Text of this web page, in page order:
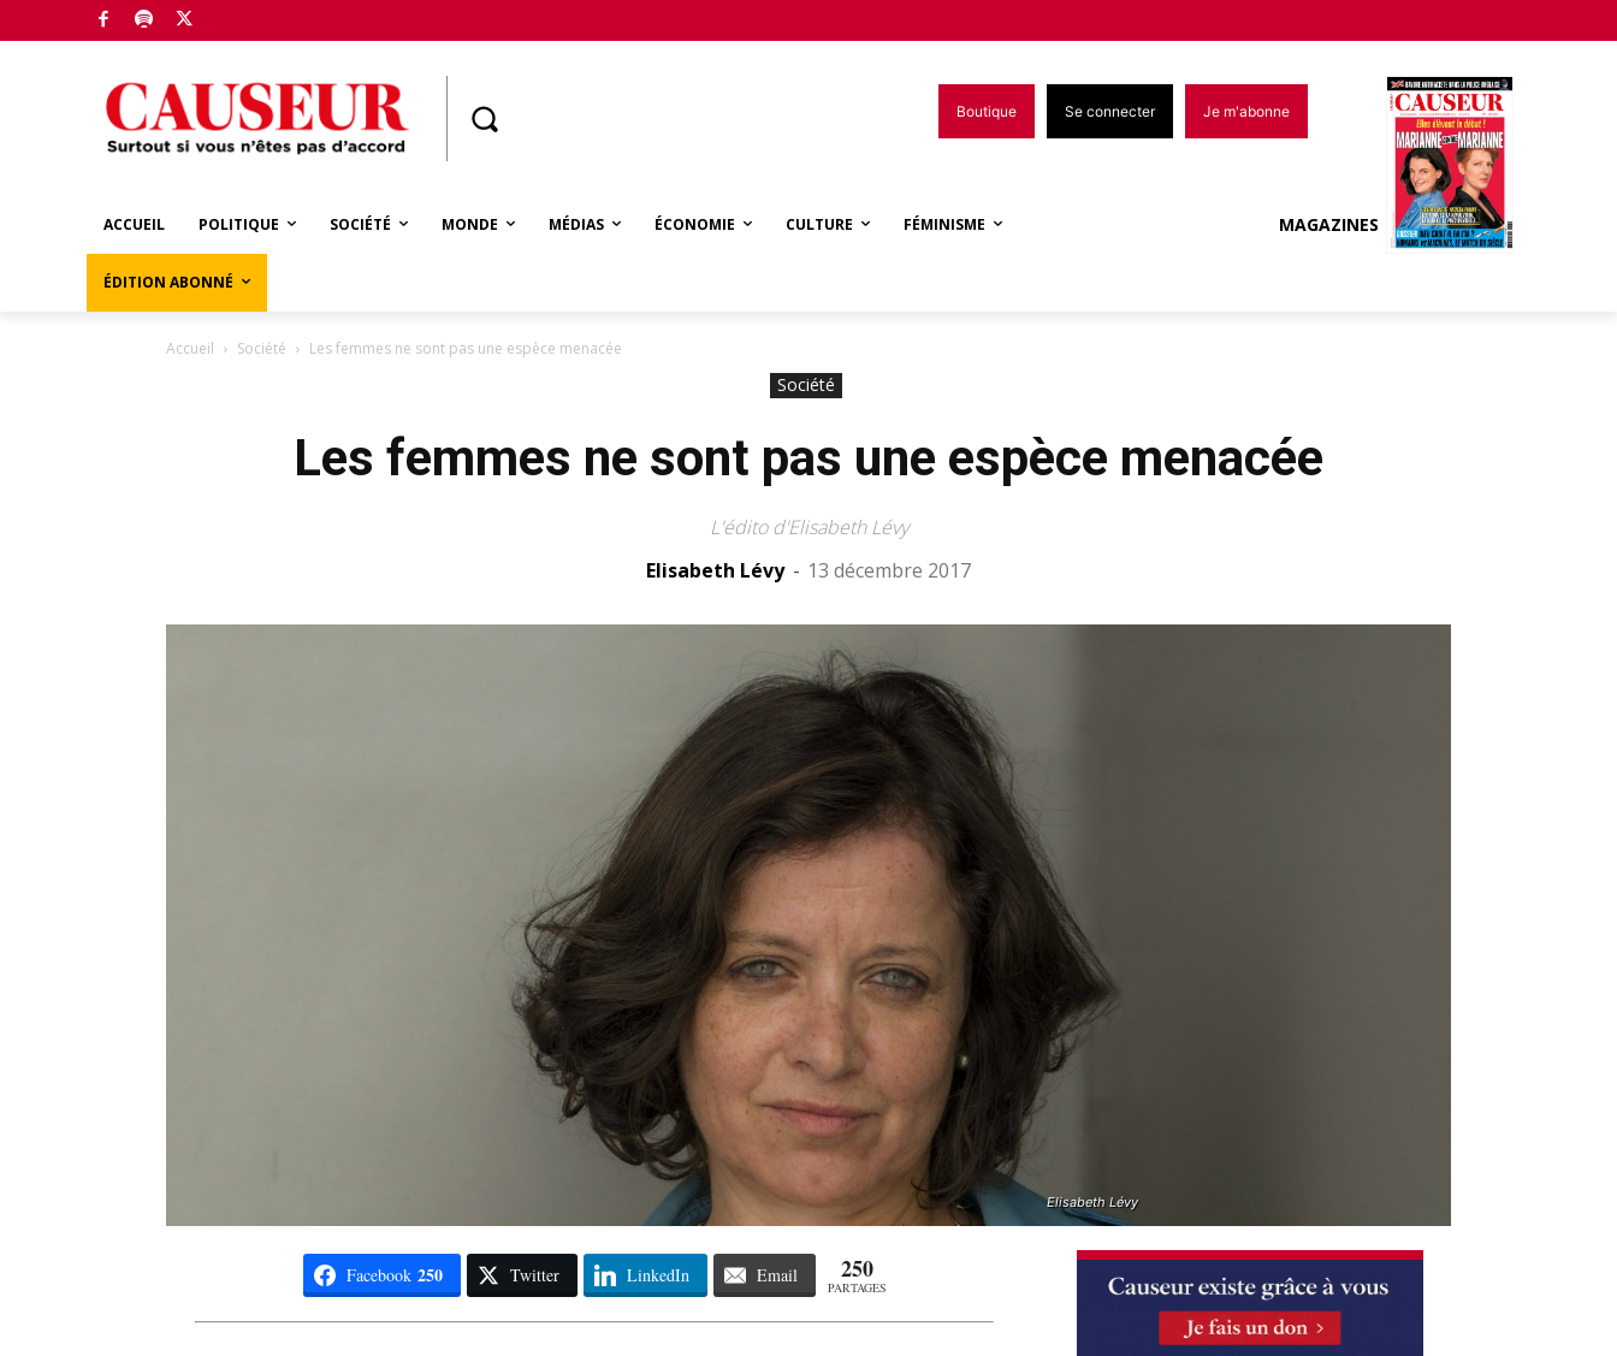
Boutique Se connecter Je m'abonne
ACCUEIL POLITIQUE SOCIÉTÉ MONDE MÉDIAS ÉCONOMIE CULTURE FÉMINISME
ÉDITION ABONNÉ
MAGAZINES
Accueil Société Les femmes ne sont pas une espèce menacée
Société
Les femmes ne sont pas une espèce menacée
L'édito d'Elisabeth Lévy
Elisabeth Lévy - 13 décembre 2017
Elisabeth Lévy
Facebook 250 Twitter LinkedIn Email 250
PARTAGES